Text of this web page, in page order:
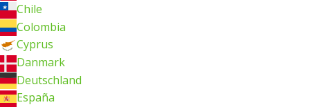
Chile
Colombia
Cyprus
Danmark
Deutschland
España